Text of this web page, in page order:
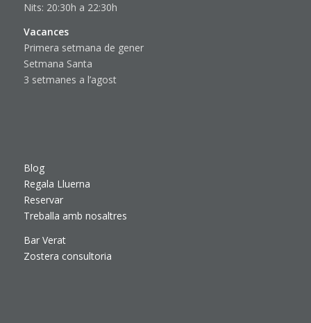
Nits: 20:30h a 22:30h
Vacances
Primera setmana de gener
Setmana Santa
3 setmanes a l’agost
Blog
Regala Lluerna
Reservar
Treballa amb nosaltres
Bar Verat
Zostera consultoria